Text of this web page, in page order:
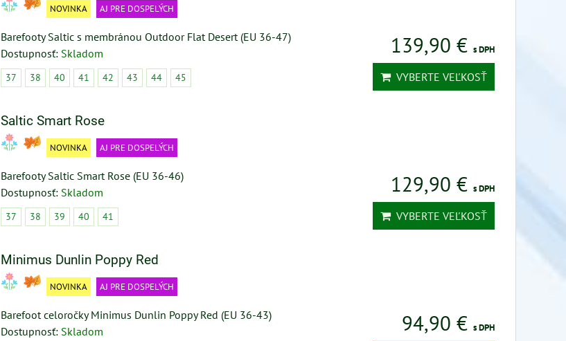
NOVINKA AJ PRE DOSPELÝCH
Barefooty Saltic s membránou Outdoor Flat Desert (EU 36-47)
Dostupnosť: Skladom
37 38 40 41 42 43 44 45
139,90 € s DPH
VYBERTE VEĽKOSŤ
Saltic Smart Rose
NOVINKA AJ PRE DOSPELÝCH
Barefooty Saltic Smart Rose (EU 36-46)
Dostupnosť: Skladom
37 38 39 40 41
129,90 € s DPH
VYBERTE VEĽKOSŤ
Minimus Dunlin Poppy Red
NOVINKA AJ PRE DOSPELÝCH
Barefoot celoročky Minimus Dunlin Poppy Red (EU 36-43)
Dostupnosť: Skladom 94,90 € s DPH